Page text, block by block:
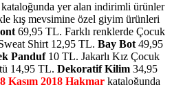
kataloğunda yer alan indirimli ürünler
kış mevsimine özel giyim ürünleri
69,95 TL. Farklı renklerde Çocuk
Shirt 12,95 TL. Bay Bot49,95
Panduf10 TL. Jakarlı Kız Çocuk
14,95 TL. Dekoratif Kilim 34,95
8 Kasım 2018 Hakmar kataloğunda